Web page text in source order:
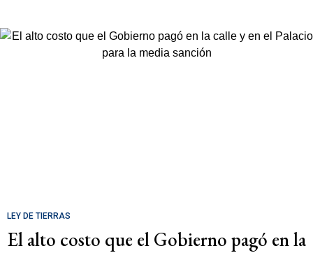
LEY DE TIERRAS
El alto costo que el Gobierno pagó en la